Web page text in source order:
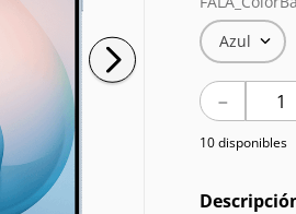
Azul
－
10 disponibles